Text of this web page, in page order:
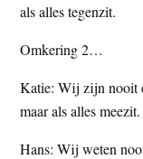
als alles tegenzit.
Omkering 2…
Katie: Wij zijn nooit
maar als alles meezit.
Hans: Wij weten